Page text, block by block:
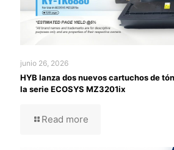
junio 26, 2026
HYB lanza dos nuevos cartuchos de
la serie ECOSYS MZ3201ix
Read more